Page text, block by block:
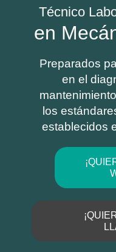
Técnico
en
Preparados
en el
los
establecidos